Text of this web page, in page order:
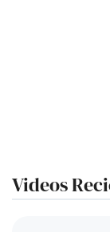
Videos